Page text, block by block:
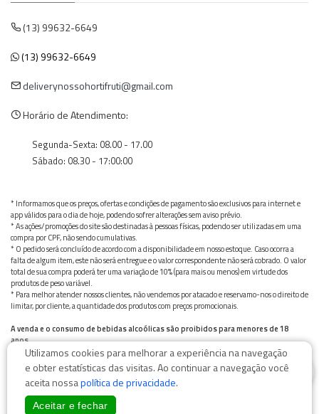
(13) 99632-6649
(13) 99632-6649
deliverynossohortifruti@gmail.com
Horário de Atendimento:
Segunda-Sexta: 08.00 - 17.00
Sábado: 08.30 - 17:00:00
* Informamos que os preços, ofertas e condições de pagamento são exclusivos para internet e
app válidos para o dia de hoje, podendo sofrer alterações sem aviso prévio.
* As ações/promoções do site são destinadas à pessoas físicas, podendo ser utilizadas em uma
compra por CPF, não sendo cumulativas.
* O pedido será concluído de acordo com a disponibilidade em nosso estoque. Caso ocorra a
falta de algum item, este não será entregue e o valor correspondente não será cobrado. O valor
total de sua compra poderá ter uma variação de 10% (para mais ou menos) em virtude dos
produtos de peso variável.
* Para melhor atender nossos clientes, não vendemos por atacado e reservamo-nos o direito de
limitar, por cliente, a quantidade dos produtos com preços promocionais.
A venda e o consumo de bebidas alcoólicas são proibidos para menores de 18
anos.
Bebida alcoólica pode causar dependência química e, em excesso, provoca graves males à saúde.
Beba com moderação
Utilizamos cookies para melhorar a experiência na navegação
e obter estatísticas das visitas. Ao continuar a navegação você
aceita nossapolítica de privacidade.
Aceitar e fechar